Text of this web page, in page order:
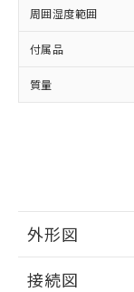
周囲湿度範囲
付属品
質量
外形図
接続図
また、
物質の
荷製品
欄に対
既に当
している